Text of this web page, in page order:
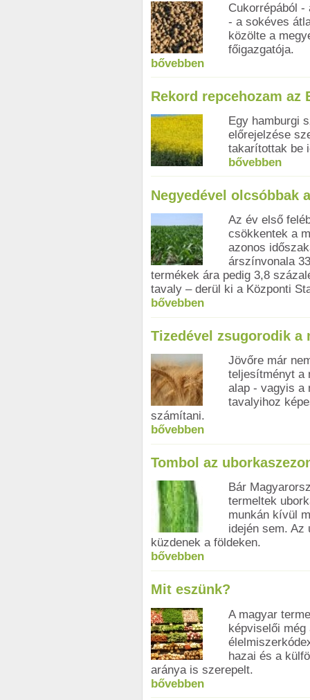
Cukorrépából -
- a sokéves
közölte a
főigazgatója.
bővebben
Rekord repcehozam az
Egy hamburgi
előrejelzése
takarítottak be
bővebben
Negyedével olcsóbbak
Az év első
csökkentek a
azonos
árszínvonala
termékek ára pedig 3,8
tavaly – derül ki a Központi
bővebben
Tizedével zsugorodik a
Jövőre már
teljesítményt a
alap - vagyis a
tavalyihoz
számítani.
bővebben
Tombol az
Bár
termeltek
munkán kívül
idején sem. Az
küzdenek a földeken.
bővebben
Mit eszünk?
A magyar
képviselői
hazai és a
aránya is szerepelt.
bővebben